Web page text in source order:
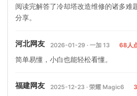
阅读完解答了冷却塔改造维修的诸多难
分享。
河北网友 2026-01-29 · 一加 13 68人
简单易懂，小白也能轻松看懂。
福建网友 2025-12-23 · 荣耀 Magic6